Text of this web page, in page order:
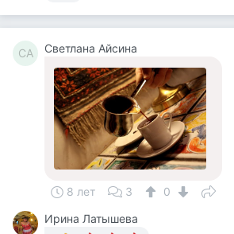
СА Светлана Айсина
8 лет 3
0
Ирина Латышева